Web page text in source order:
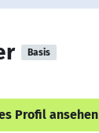
Basis
Profil ansehen